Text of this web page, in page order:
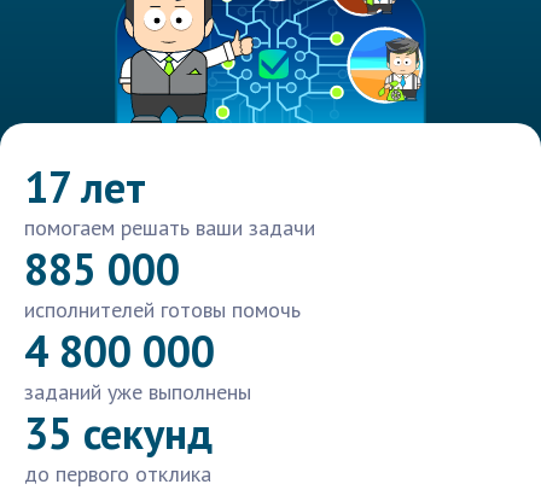
17 лет
помогаем решать ваши задачи
885 000
исполнителей готовы помочь
4 800 000
заданий уже выполнены
35 секунд
до первого отклика